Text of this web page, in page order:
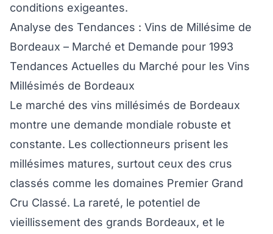
conditions exigeantes.
Analyse des Tendances : Vins de Millésime de
Bordeaux – Marché et Demande pour 1993
Tendances Actuelles du Marché pour les Vins
Millésimés de Bordeaux
Le marché des vins millésimés de Bordeaux
montre une demande mondiale robuste et
constante. Les collectionneurs prisent les
millésimes matures, surtout ceux des crus
classés comme les domaines Premier Grand
Cru Classé. La rareté, le potentiel de
vieillissement des grands Bordeaux, et le